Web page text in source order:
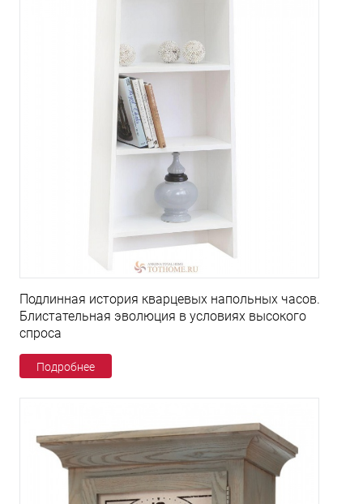
Подлинная история кварцевых напольных часов.
Блистательная эволюция в условиях высокого
спроса
Подробнее